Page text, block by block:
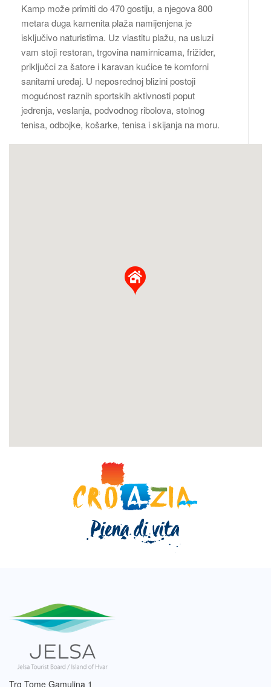
Kamp može primiti do 470 gostiju, a njegova 800
metara duga kamenita plaža namijenjena je
isključivo naturistima. Uz vlastitu plažu, na usluzi
vam stoji restoran, trgovina namirnicama, frižider,
priključci za šatore i karavan kućice te komforni
sanitarni uređaj. U neposrednoj blizini postoji
mogućnost raznih sportskih aktivnosti poput
jedrenja, veslanja, podvodnog ribolova, stolnog
tenisa, odbojke, košarke, tenisa i skijanja na moru.
Trg Tome Gamulina 1